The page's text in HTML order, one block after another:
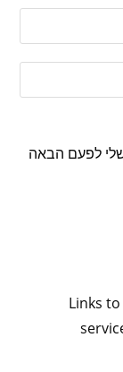
לפעם הבאה
Links